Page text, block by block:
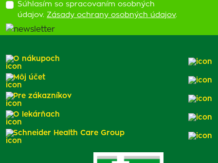
Súhlasím so spracovaním osobných
údajov. Zásady ochrany osobných údajov.
O nákupoch
Môj účet
Pre zákazníkov
O lekárňach
Schneider Health Care Group